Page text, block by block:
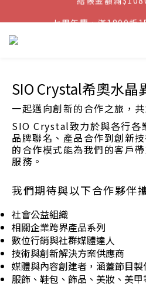
七周年慶，滿1890折
點我加入官方LINE帳
SIO Crystal希奧水晶
一起邁向創新的合作之旅，
SIO Crystal致力於與各行各
品牌聯名、產品合作到創新
的合作模式能為我們的客戶
服務。
我們期待與以下合作夥伴
社會公益組織
相關企業跨界產品系列
數位行銷與社群媒體達人
技術與創新解決方案供應商
媒體與內容創建者，涵蓋節目
服飾、鞋包、飾品、美妝、美